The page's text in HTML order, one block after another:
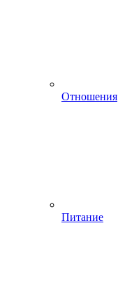
Отношения
Питание